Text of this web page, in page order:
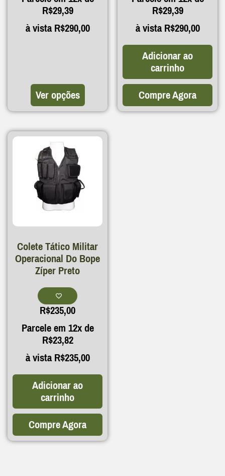
R$29,39
à vistaR$290,00
Ver opções
R$29,39
à vistaR$290,00
Adicionar ao
carrinho
Compre Agora
Colete Tático Militar
Operacional Do Bope
Zíper Preto
R$235,00
Parcele em 12x de
R$23,82
à vistaR$235,00
Adicionar ao
carrinho
Compre Agora